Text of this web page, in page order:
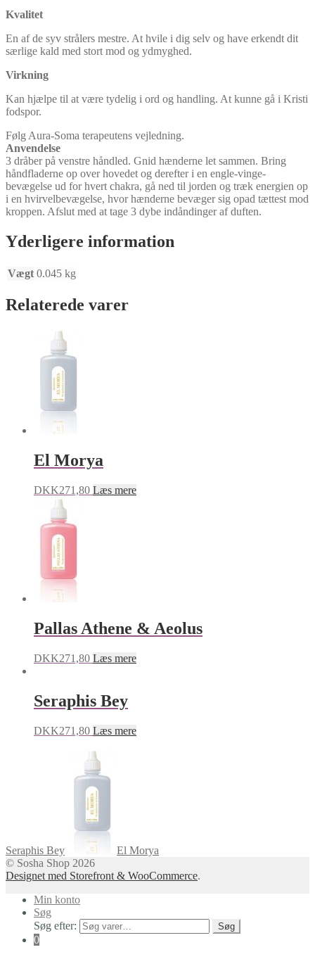
Kvalitet
En af de syv strålers mestre. At hvile i dig selv og have erkendt dit
særlige kald med stort mod og ydmyghed.
Virkning
Kan hjælpe til at være tydelig i ord og handling. At kunne gå i Kristi
fodspor.
Følg Aura-Soma terapeutens vejledning.
Anvendelse
3 dråber på venstre håndled. Gnid hænderne let sammen. Bring
håndfladerne op over hovedet og derefter i en engle-vinge-
bevægelse ud for hvert chakra, gå ned til jorden og træk energien op
i en hvirvelbevægelse, hvor hænderne bevæger sig opad tættest mod
kroppen. Afslut med at tage 3 dybe indåndinger af duften.
Yderligere information
Vægt 0.045 kg
Relaterede varer
El Morya
DKK271,80 Læs mere
Pallas Athene & Aeolus
DKK271,80 Læs mere
Seraphis Bey
DKK271,80 Læs mere
Seraphis Bey
El Morya
© Sosha Shop 2026
Designet med Storefront & WooCommerce.
Min konto
Søg
Søg efter:
Søg
0